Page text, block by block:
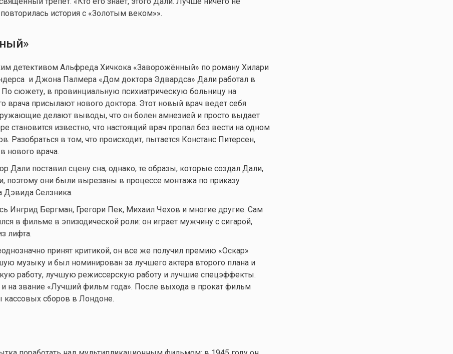
история с «Золотым веком»».
детективом Альфреда Хичкока «Заворожённый» по роману Хилари
и Джона Палмера «Дом доктора Эдвардса» Дали работал в
По сюжету, в провинциальную психиатрическую больницу на
врача присылают нового доктора. Этот новый врач ведет себя
делают выводы, что он болен амнезией и просто выдает
становится известно, что настоящий врач пропал без вести на одном
Разобраться в том, что происходит, пытается Констанс Питерсен,
нового врача.
Дали поставил сцену сна, однако, те образы, которые создал Дали,
поэтому они были вырезаны в процессе монтажа по приказу
Селзника.
Ингрид Бергман, Грегори Пек, Михаил Чехов и многие другие. Сам
в фильме в эпизодической роли: он играет мужчину с сигарой,
лифта.
принят критикой, он все же получил премию «Оскар»
музыку и был номинирован за лучшего актера второго плана и
работу, лучшую режиссерскую работу и лучшие спецэффекты.
на звание «Лучший фильм года». После выхода в прокат фильм
кассовых сборов в Лондоне.